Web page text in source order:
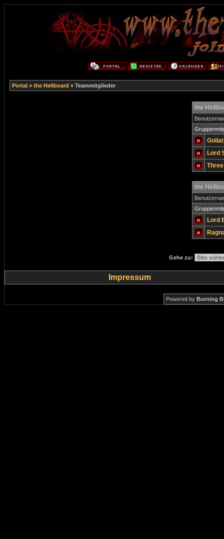
Portal » the Hellboard » Teammitglieder
the
Lord
the
Lord
Gehe zu:
Impressum
Powered by Burning